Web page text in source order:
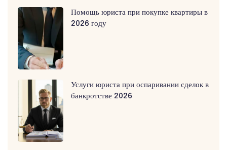
Помощь юриста при покупке квартиры в
2026 году
Услуги юриста при оспаривании сделок в
банкротстве 2026